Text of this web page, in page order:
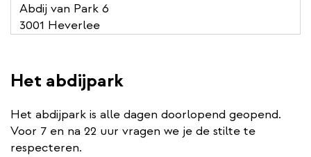
Abdij van Park 6
3001 Heverlee
Het abdijpark
Het abdijpark is alle dagen doorlopend geopend.
Voor 7 en na 22 uur vragen we je de stilte te
respecteren.